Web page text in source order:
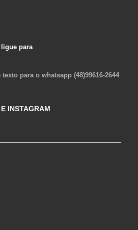
ligue para
para o whatsapp (48)99616-2644
INSTAGRAM